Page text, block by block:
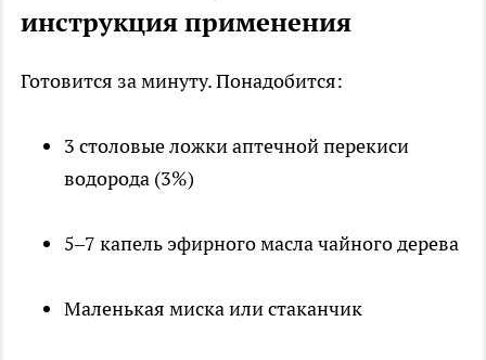
инструкция применения
Готовится за минуту. Понадобится:
3 столовые ложки аптечной перекиси
водорода (3%)
5–7 капель эфирного масла чайного дерева
Маленькая миска или стаканчик